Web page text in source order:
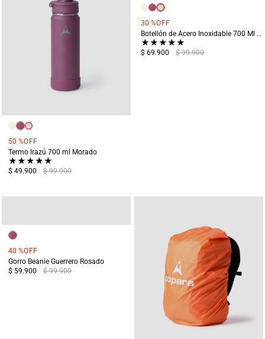
50 %OFF
Termo Irazú 700 ml Morado
★★★★★
$ 49.900 $ 99.900
30 %OFF
Botellón de Acero Inoxidable 700 Ml Irazu Azul
★★★★★
$ 69.900 $ 99.900
40 %OFF
Gorro Beanie Guerrero Rosado
$ 59.900
$ 99.900